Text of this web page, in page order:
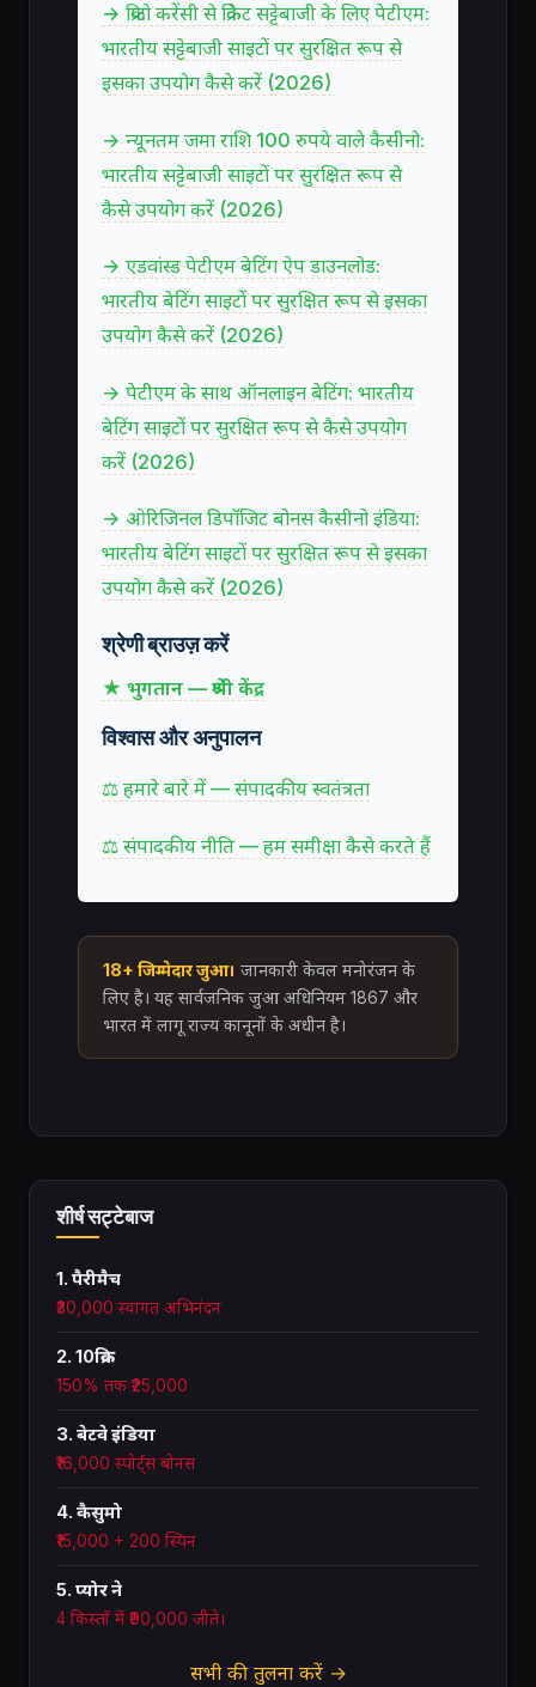
→ क्रिप्टो करेंसी से क्रिकेट सट्टेबाजी के लिए पेटीएम:
भारतीय सट्टेबाजी साइटों पर सुरक्षित रूप से
इसका उपयोग कैसे करें (2026)
→ न्यूनतम जमा राशि 100 रुपये वाले कैसीनो:
भारतीय सट्टेबाजी साइटों पर सुरक्षित रूप से
कैसे उपयोग करें (2026)
→ एडवांस्ड पेटीएम बेटिंग ऐप डाउनलोड:
भारतीय बेटिंग साइटों पर सुरक्षित रूप से इसका
उपयोग कैसे करें (2026)
→ पेटीएम के साथ ऑनलाइन बेटिंग: भारतीय
बेटिंग साइटों पर सुरक्षित रूप से कैसे उपयोग
करें (2026)
→ ओरिजिनल डिपॉजिट बोनस कैसीनो इंडिया:
भारतीय बेटिंग साइटों पर सुरक्षित रूप से इसका
उपयोग कैसे करें (2026)
श्रेणी ब्राउज़ करें
★ भुगतान — श्रेणी केंद्र
विश्वास और अनुपालन
⚖ हमारे बारे में — संपादकीय स्वतंत्रता
⚖ संपादकीय नीति — हम समीक्षा कैसे करते हैं
18+ जिम्मेदार जुआ। जानकारी केवल मनोरंजन के
लिए है। यह सार्वजनिक जुआ अधिनियम 1867 और
भारत में लागू राज्य कानूनों के अधीन है।
शीर्ष सट्टेबाज
1. पैरीमैच
₹30,000 स्वागत अभिनंदन
2. 10क्रिक
150% तक ₹25,000
3. बेटवे इंडिया
₹16,000 स्पोर्ट्स बोनस
4. कैसुमो
₹15,000 + 200 स्पिन
5. प्योर ने
4 किस्तों में ₹90,000 जीते।
सभी की तुलना करें →